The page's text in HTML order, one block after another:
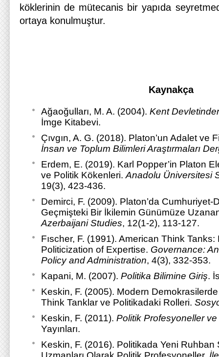
köklerinin de mütecanis bir yapıda
ortaya konulmuştur.
Kaynakça
Ağaoğulları, M. A. (2004). Kent
İmge Kitabevi.
Çıvgın, A. G. (2018). Platon’un Adalet ve
İnsan ve Toplum Bilimleri Araştırmaları
Erdem, E. (2019). Karl Popper’in Platon
ve Politik Kökenleri. Anadolu Üniversitesi
19(3), 423-436.
Demirci, F. (2009). Platon’da Cumhuriyet-
Geçmişteki Bir İkilemin Günümüze
Azerbaijani Studies, 12(1-2), 113-127.
Fıscher, F. (1991). American Think
Politicization of Expertise. Governance:
Policy and Administration, 4(3), 332-353.
Kapani, M. (2007). Politika Bilimine Giriş.
Keskin, F. (2005). Modern
Think Tanklar ve Politikadaki Rolleri.
Keskin, F. (2011). Politik Profesyoneller
Yayınları.
Keskin, F. (2016). Politikada Yeni Ruhban